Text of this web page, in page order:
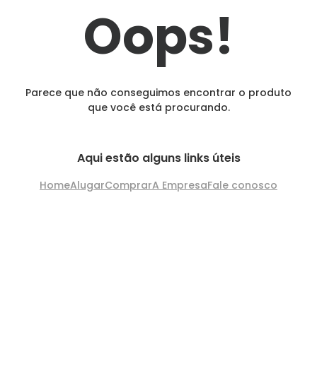
Oops!
Parece que não conseguimos encontrar o produto
que você está procurando.
Aqui estão alguns links úteis
HomeAlugarComprarA EmpresaFale conosco